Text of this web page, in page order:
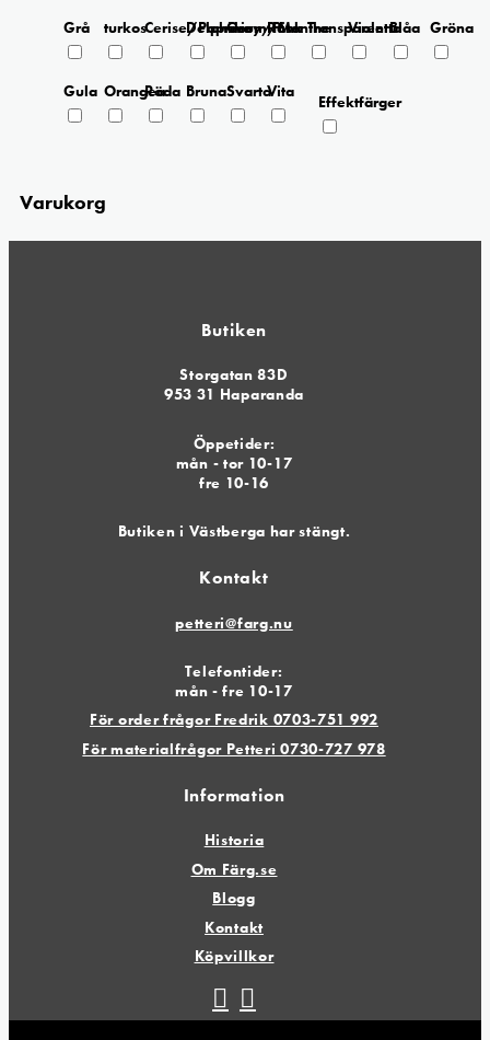
Grå turkosCerise/Paprika
Delphinium/Menthe
Grey/Pink
Rosa Transparent
ViolettaBlåa Gröna
Gula Orangea
Röda BrunaSvartaVita
Effektfärger
Varukorg
Butiken
Storgatan 83D
953 31 Haparanda
Öppetider:
mån - tor 10-17
fre 10-16
Butiken i Västberga har stängt.
Kontakt
petteri@farg.nu
Telefontider:
mån - fre 10-17
För order frågor Fredrik 0703-751 992
För materialfrågor Petteri 0730-727 978
Information
Historia
Om Färg.se
Blogg
Kontakt
Köpvillkor